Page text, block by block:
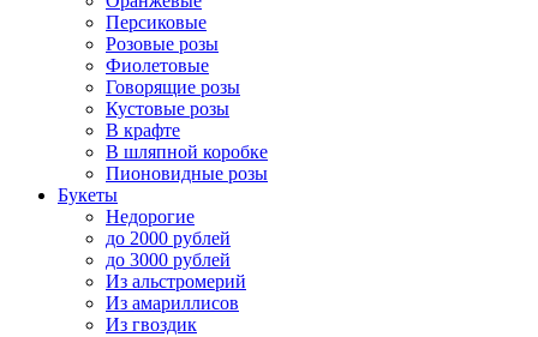
Персиковые
Розовые розы
Фиолетовые
Говорящие розы
Кустовые розы
В крафте
В шляпной коробке
Пионовидные розы
Букеты
Недорогие
до 2000 рублей
до 3000 рублей
Из альстромерий
Из амариллисов
Из гвоздик